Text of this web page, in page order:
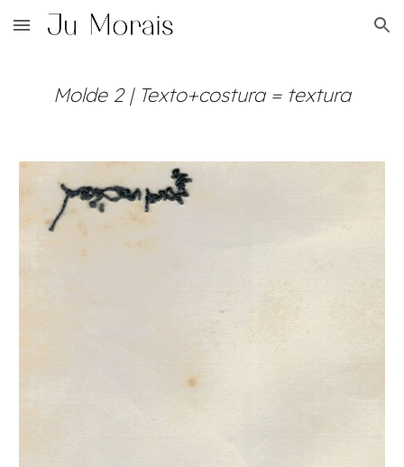
Skip to main content Skip to navigation
Molde 2 | Texto+costura = textura